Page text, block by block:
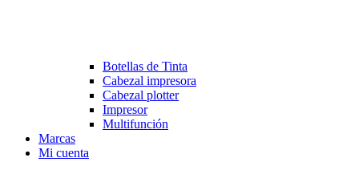
Botellas de Tinta
Cabezal impresora
Cabezal plotter
Impresor
Multifunción
Marcas
Mi cuenta